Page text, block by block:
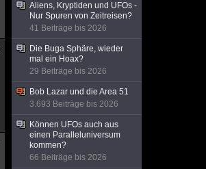
Aliens, Kryptiden und UFOs -
Nur Spuren von Zeitreisen?
41 Beiträge bis 2026
Die Buga Sphäre, wieder
mal ein Hoax?
29 Beiträge bis 2026
Bob Lazar und die Area 51
3.693 Beiträge bis 2026
Können UFOs auch aus
einen Paralleluniversum
kommen?
66 Beiträge bis 2026